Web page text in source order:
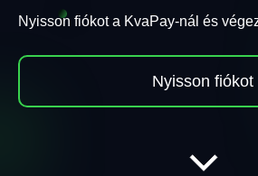
Nyisson fiókot a KvaPay-nál és
Nyisson fiókot